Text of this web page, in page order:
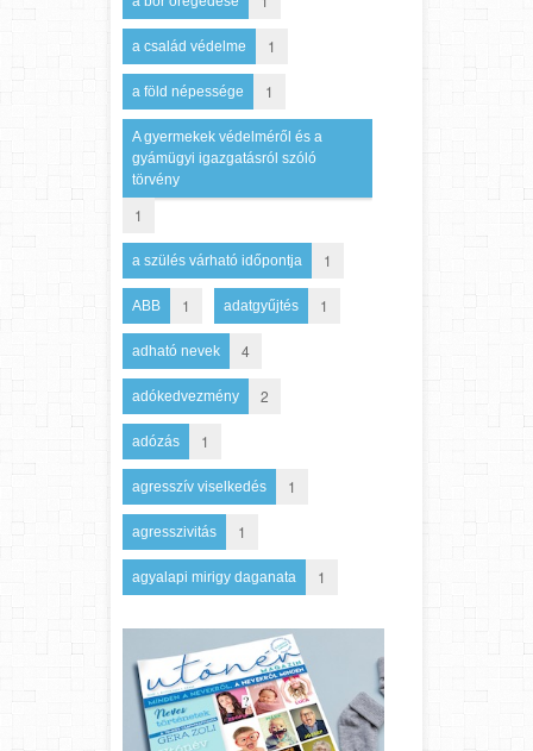
a család védelme 1
a föld népessége 1
A gyermekek védelméről és a
gyámügyi igazgatásról szóló
törvény
1
a szülés várható időpontja 1
ABB 1 adatgyűjtés 1
adható nevek 4
adókedvezmény 2
adózás 1
agresszív viselkedés 1
agresszivitás 1
agyalapi mirigy daganata 1